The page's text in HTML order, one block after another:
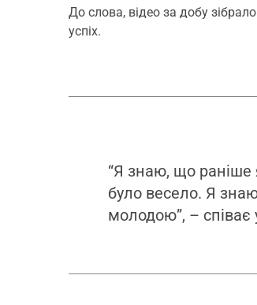
До слова, відео за добу
успіх.
“Я знаю, що раніше
було весело. Я
молодою”, – співає